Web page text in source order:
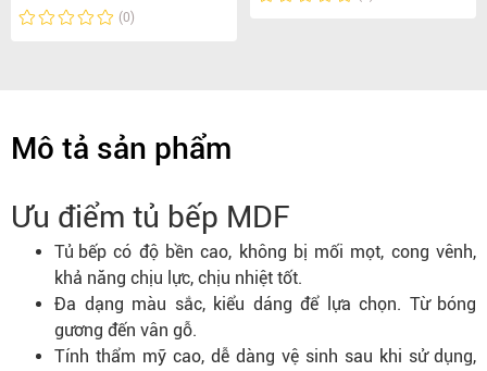
(0)
Mô tả sản phẩm
Ưu điểm tủ bếp MDF
Tủ bếp có độ bền cao, không bị mối mọt, cong vênh,
khả năng chịu lực, chịu nhiệt tốt.
Đa dạng màu sắc, kiểu dáng để lựa chọn. Từ bóng
gương đến vân gỗ.
Tính thẩm mỹ cao, dễ dàng vệ sinh sau khi sử dụng,